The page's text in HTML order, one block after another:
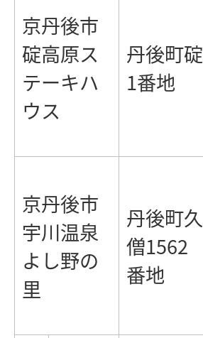
京丹後市
碇高原ス
テーキハ
ウス
丹後町碇
1番地
京丹後市
宇川温泉
よし野の
里
丹後町久
僧1562
番地